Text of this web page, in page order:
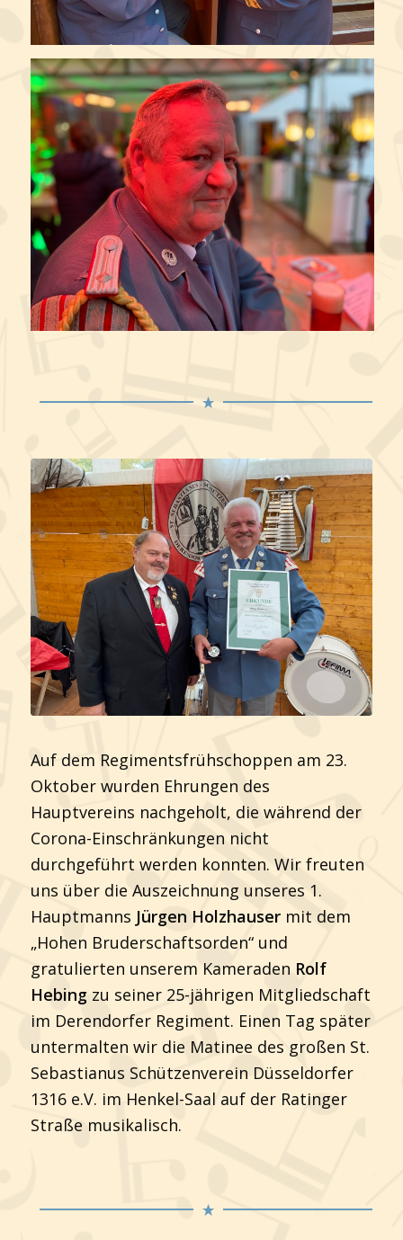
Auf dem Regimentsfrühschoppen am 23.
Oktober wurden Ehrungen des
Hauptvereins nachgeholt, die während der
Corona-Einschränkungen nicht
durchgeführt werden konnten. Wir freuten
uns über die Auszeichnung unseres 1.
Hauptmanns Jürgen Holzhausermit dem
„Hohen Bruderschaftsorden“ und
gratulierten unserem Kameraden Rolf
Hebingzu seiner 25-jährigen Mitgliedschaft
im Derendorfer Regiment. Einen Tag später
untermalten wir die Matinee des großen St.
Sebastianus Schützenverein Düsseldorfer
1316 e.V. im Henkel-Saal auf der Ratinger
Straße musikalisch.